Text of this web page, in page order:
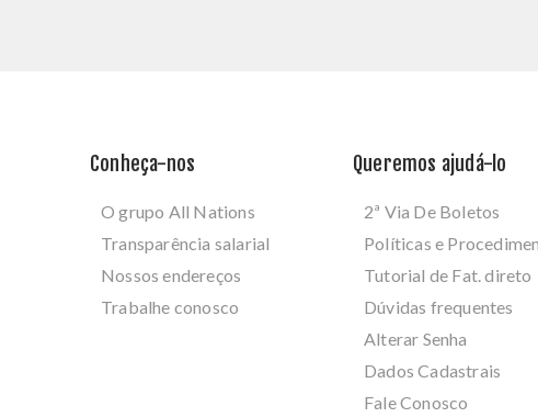
Conheça-nos
O grupo All Nations
Transparência salarial
Nossos endereços
Trabalhe conosco
Queremos ajudá-lo
2ª Via De Boletos
Políticas e
Tutorial de Fat. direto
Dúvidas frequentes
Alterar Senha
Dados Cadastrais
Fale Conosco